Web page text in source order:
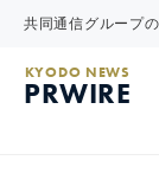
共同通信グループ
KYODO NEWS
PRWIRE